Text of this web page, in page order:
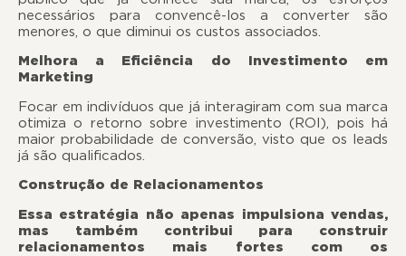
necessários para convencê-los a converter são
menores, o que diminui os custos associados.
Melhora a Eficiência do Investimento em
Marketing
Focar em indivíduos que já interagiram com sua marca
otimiza o retorno sobre investimento (ROI), pois há
maior probabilidade de conversão, visto que os leads
já são qualificados.
Construção de Relacionamentos
Essa estratégia não apenas impulsiona vendas,
mas também contribui para construir
relacionamentos mais fortes com os